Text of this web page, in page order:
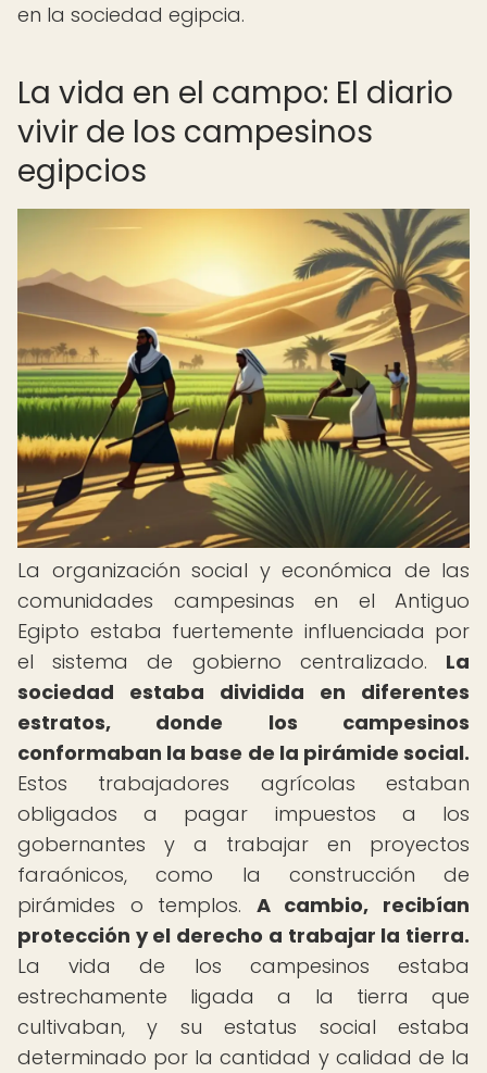
en la sociedad egipcia.
La vida en el campo: El diario
vivir de los campesinos
egipcios
La organización social y económica de las
comunidades campesinas en el Antiguo
Egipto estaba fuertemente influenciada por
el sistema de gobierno centralizado. La
sociedad estaba dividida en diferentes
estratos, donde los campesinos
conformaban la base de la pirámide social.
Estos trabajadores agrícolas estaban
obligados a pagar impuestos a los
gobernantes y a trabajar en proyectos
faraónicos, como la construcción de
pirámides o templos. A cambio, recibían
protección y el derecho a trabajar la tierra.
La vida de los campesinos estaba
estrechamente ligada a la tierra que
cultivaban, y su estatus social estaba
determinado por la cantidad y calidad de la